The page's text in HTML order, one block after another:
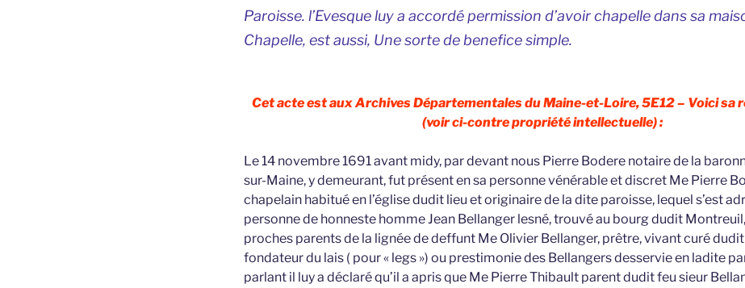
Paroisse. l’Evesque luy a accordé permission d’avoir chapelle dans sa
Chapelle, est aussi, Une sorte de benefice simple.
Cet acte est aux Archives Départementales du Maine-et-Loire, 5E12 – Voici
(voir ci-contre propriété intellectuelle) :
Le 14 novembre 1691 avant midy, par devant nous Pierre Bodere notaire de la
sur-Maine, y demeurant, fut présent en sa personne vénérable et discret Me Pierre
chapelain habitué en l’église dudit lieu et originaire de la dite paroisse, lequel s’est
personne de honneste homme Jean Bellanger lesné, trouvé au bourg dudit Montreuil,
proches parents de la lignée de deffunt Me Olivier Bellanger, prêtre, vivant curé
fondateur du lais ( pour « legs ») ou prestimonie des Bellangers desservie en ladite
parlant il luy a déclaré qu’il a apris que Me Pierre Thibault parent dudit feu sieur